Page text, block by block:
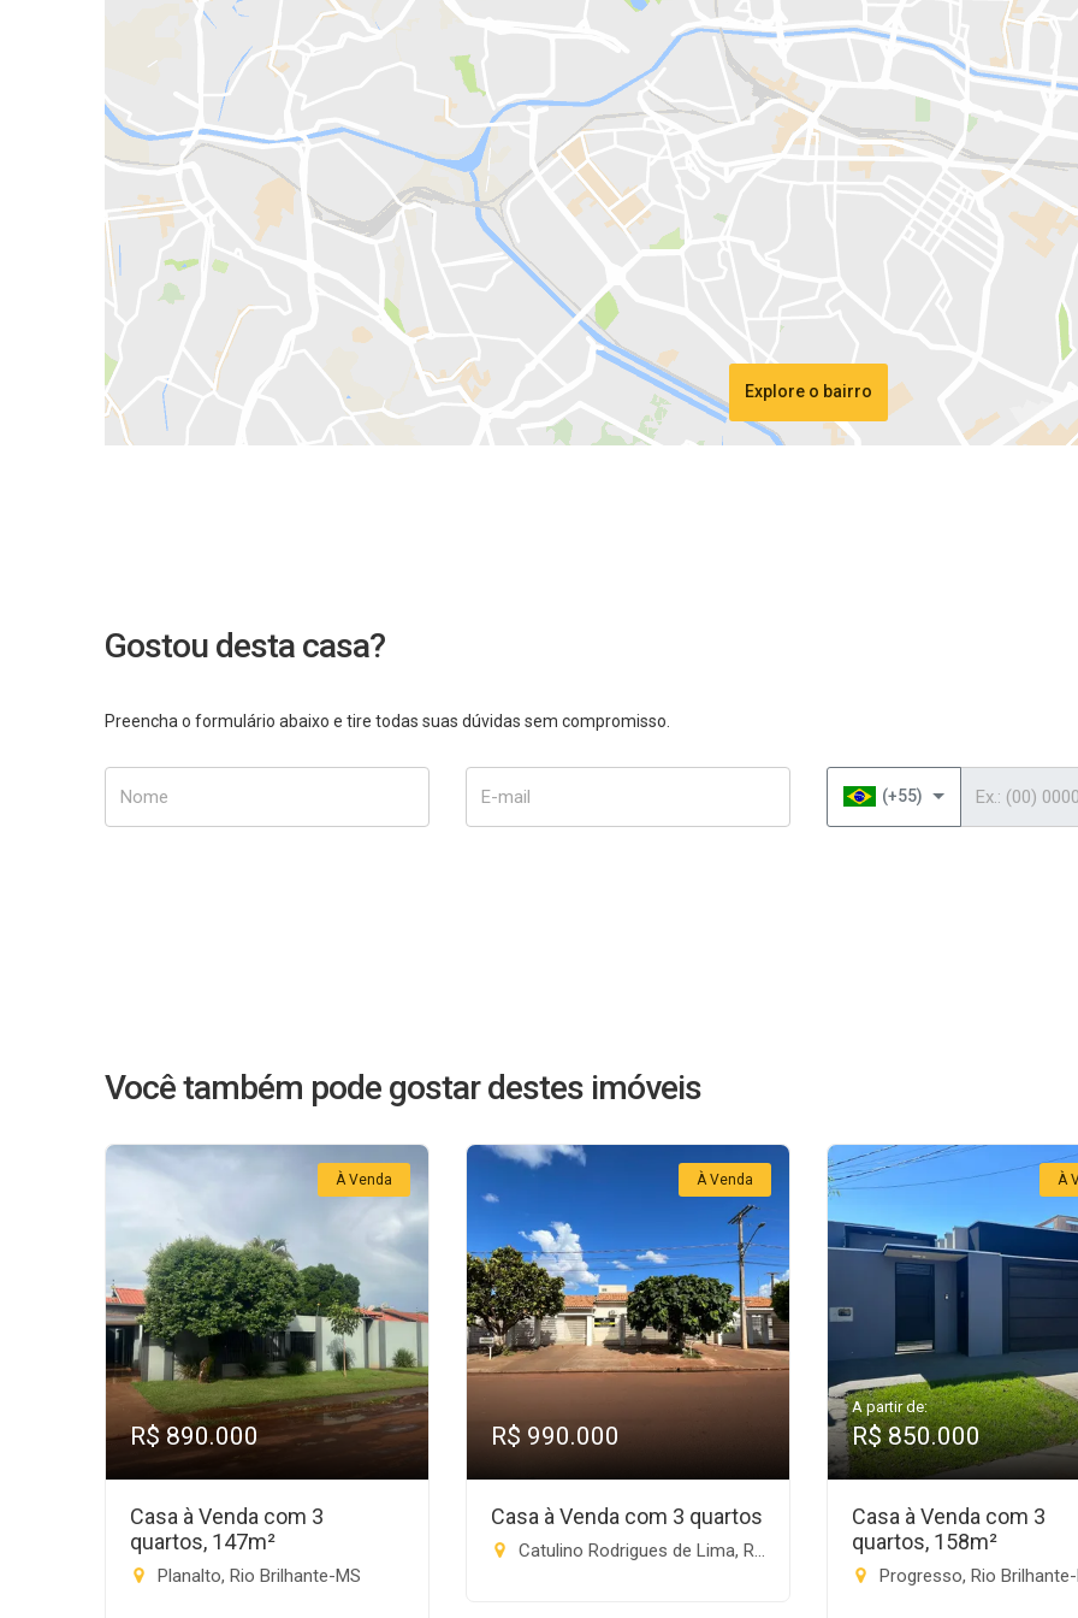
Explore o bairro
Gostou desta casa?
Preencha o formulário abaixo e tire todas suas dúvidas sem compromisso.
(+55)
Você também pode gostar destes imóveis
À Venda
R$ 890.000
Casa à Venda com 3
quartos, 147m²
Planalto, Rio Brilhante-MS
À Venda
R$ 990.000
Casa à Venda com 3 quartos
Catulino Rodrigues de Lima, Rio Brilhante-MS
À
A partir de:
R$ 850.000
Casa à Venda com 3
quartos, 158m²
Progresso, Rio